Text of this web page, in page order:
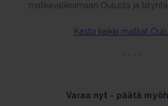
matkavalikoimaan Oulusta ja
Kasto kaikki matkat
* * * *
Varaa nyt - päätä